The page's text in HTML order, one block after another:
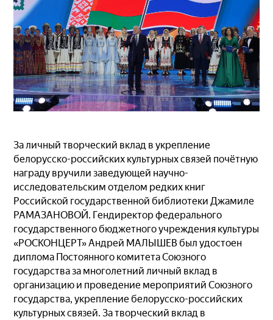
За личный творческий вклад в укрепление
белорусско-российских культурных связей почётную
награду вручили заведующей научно-
исследовательским отделом редких книг
Российской государственной библиотеки Джамиле
РАМАЗАНОВОЙ. Гендиректор федерального
государственного бюджетного учреждения культуры
«РОСКОНЦЕРТ» Андрей МАЛЫШЕВ был удостоен
диплома Постоянного комитета Союзного
государства за многолетний личный вклад в
организацию и проведение мероприятий Союзного
государства, укрепление белорусско-российских
культурных связей. За творческий вклад в